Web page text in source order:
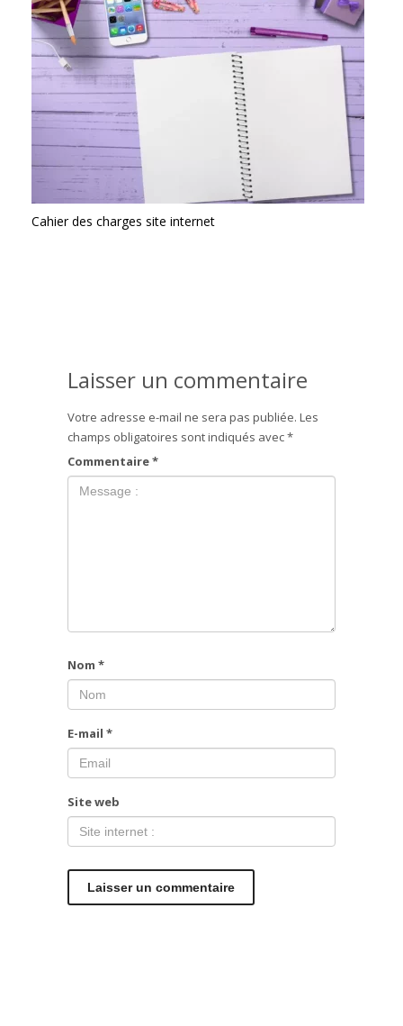
Cahier des charges site internet
Laisser un commentaire
Votre adresse e-mail ne sera pas publiée. Les
champs obligatoires sont indiqués avec*
Commentaire*
Nom *
E-mail *
Site web